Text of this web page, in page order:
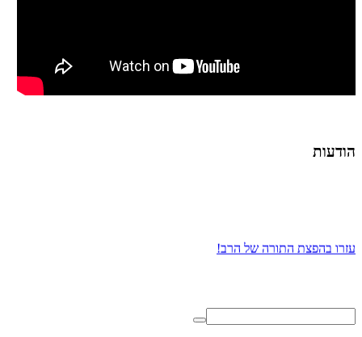
הודעות
עזרו בהפצת התורה של הרב!